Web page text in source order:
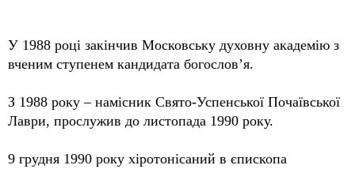
У 1988 році закінчив Московську духовну академію з
вченим ступенем кандидата богослов’я.
З 1988 року – намісник Свято-Успенської Почаївської
Лаври, прослужив до листопада 1990 року.
9 грудня 1990 року хіротонісаний в єпископа